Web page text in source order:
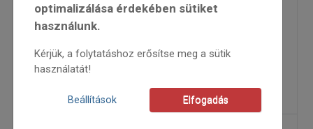
1999
kritika
optimalizálása érdekében sütiket
használunk.
Kérjük, a folytatáshoz erősítse meg a sütik
használatát!
Beállítások Elfogadás